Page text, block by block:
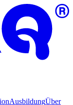
AusbildungÜber